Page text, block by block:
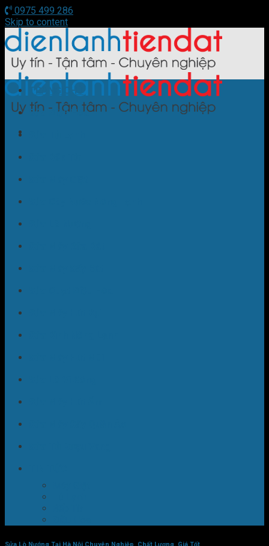
0975 499 286
Skip to content
TRANG CHỦ
Sửa Điều Hòa